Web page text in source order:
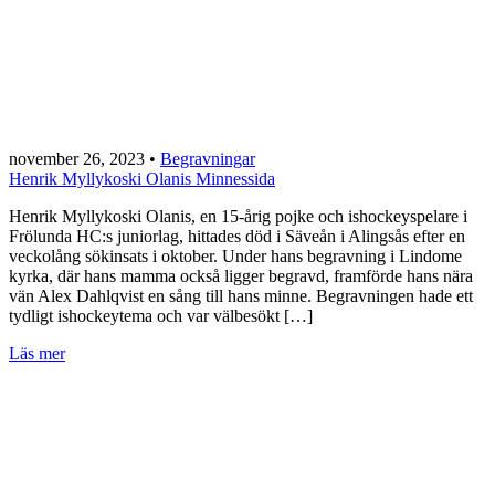
november 26, 2023 • Begravningar
Henrik Myllykoski Olanis Minnessida
Henrik Myllykoski Olanis, en 15-årig pojke och ishockeyspelare i
Frölunda HC:s juniorlag, hittades död i Säveån i Alingsås efter en
veckolång sökinsats i oktober. Under hans begravning i Lindome
kyrka, där hans mamma också ligger begravd, framförde hans nära
vän Alex Dahlqvist en sång till hans minne. Begravningen hade ett
tydligt ishockeytema och var välbesökt […]
Läs mer